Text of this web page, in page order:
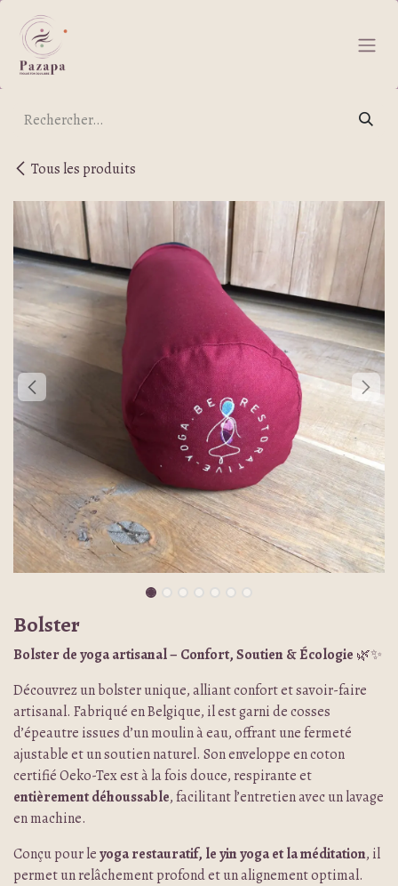
Tous les produits
Bolster
Bolster de yoga artisanal – Confort, Soutien & Écologie 🌿✨
Découvrez un bolster unique, alliant confort et savoir-faire
artisanal. Fabriqué en Belgique, il est garni de cosses
d’épeautre issues d’un moulin à eau, offrant une fermeté
ajustable et un soutien naturel. Son enveloppe en coton
certifié Oeko-Tex est à la fois douce, respirante et
entièrement déhoussable, facilitant l’entretien avec un lavage
en machine.
Conçu pour leyoga restauratif, le yin yoga et la méditation, il
permet un relâchement profond et un alignement optimal.